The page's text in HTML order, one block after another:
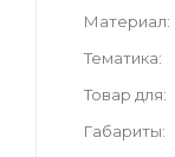
Материал
Тематика
Товар для
Габариты